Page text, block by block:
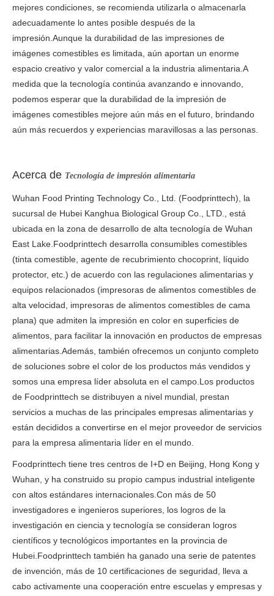
mejores condiciones, se recomienda utilizarla o almacenarla
adecuadamente lo antes posible después de la
impresión.Aunque la durabilidad de las impresiones de
imágenes comestibles es limitada, aún aportan un enorme
espacio creativo y valor comercial a la industria alimentaria.A
medida que la tecnología continúa avanzando e innovando,
podemos esperar que la durabilidad de la impresión de
imágenes comestibles mejore aún más en el futuro, brindando
aún más recuerdos y experiencias maravillosas a las personas.
Acerca de Tecnología de impresión alimentaria
Wuhan Food Printing Technology Co., Ltd. (Foodprinttech), la
sucursal de Hubei Kanghua Biological Group Co., LTD., está
ubicada en la zona de desarrollo de alta tecnología de Wuhan
East Lake.Foodprinttech desarrolla consumibles comestibles
(tinta comestible, agente de recubrimiento chocoprint, líquido
protector, etc.) de acuerdo con las regulaciones alimentarias y
equipos relacionados (impresoras de alimentos comestibles de
alta velocidad, impresoras de alimentos comestibles de cama
plana) que admiten la impresión en color en superficies de
alimentos, para facilitar la innovación en productos de empresas
alimentarias.Además, también ofrecemos un conjunto completo
de soluciones sobre el color de los productos más vendidos y
somos una empresa líder absoluta en el campo.Los productos
de Foodprinttech se distribuyen a nivel mundial, prestan
servicios a muchas de las principales empresas alimentarias y
están decididos a convertirse en el mejor proveedor de servicios
para la empresa alimentaria líder en el mundo.
Foodprinttech tiene tres centros de I+D en Beijing, Hong Kong y
Wuhan, y ha construido su propio campus industrial inteligente
con altos estándares internacionales.Con más de 50
investigadores e ingenieros superiores, los logros de la
investigación en ciencia y tecnología se consideran logros
científicos y tecnológicos importantes en la provincia de
Hubei.Foodprinttech también ha ganado una serie de patentes
de invención, más de 10 certificaciones de seguridad, lleva a
cabo activamente una cooperación entre escuelas y empresas y